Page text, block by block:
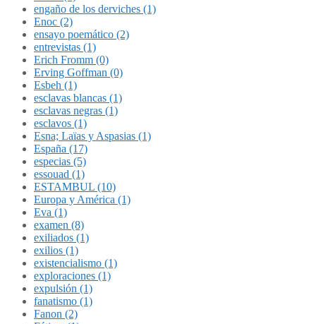
engaño de los derviches (1)
Enoc (2)
ensayo poemático (2)
entrevistas (1)
Erich Fromm (0)
Erving Goffman (0)
Esbeh (1)
esclavas blancas (1)
esclavas negras (1)
esclavos (1)
Esna; Laïas y Aspasias (1)
España (17)
especias (5)
essouad (1)
ESTAMBUL (10)
Europa y América (1)
Eva (1)
examen (8)
exiliados (1)
exilios (1)
existencialismo (1)
exploraciones (1)
expulsión (1)
fanatismo (1)
Fanon (2)